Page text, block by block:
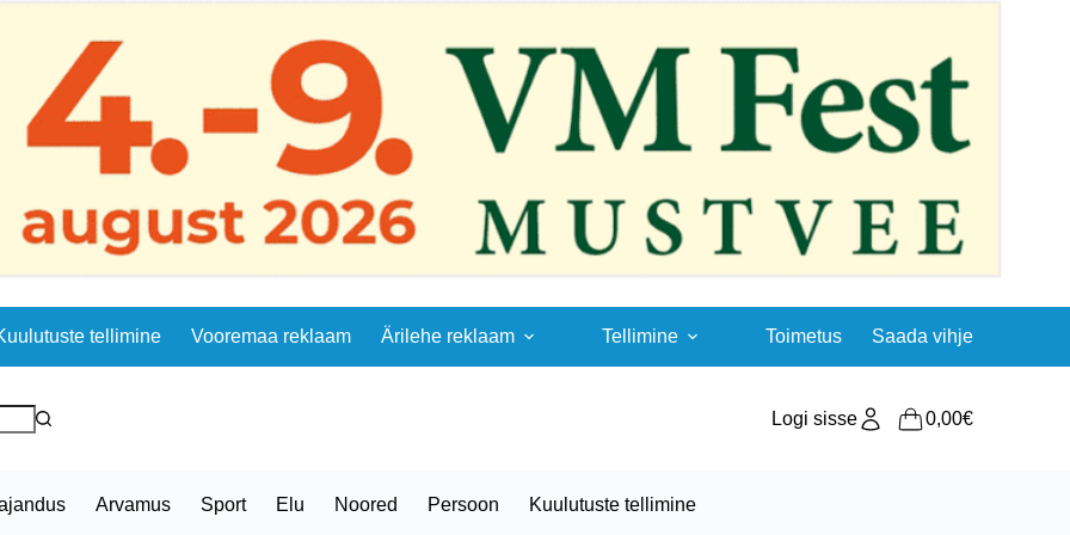
tellimine Vooremaa reklaam Ärilehe reklaam Tellimine Toimetus Saada vihje
Logi sisse
Shopping
0,00€
Arvamus Sport Elu Noored Persoon Kuulutuste tellimine